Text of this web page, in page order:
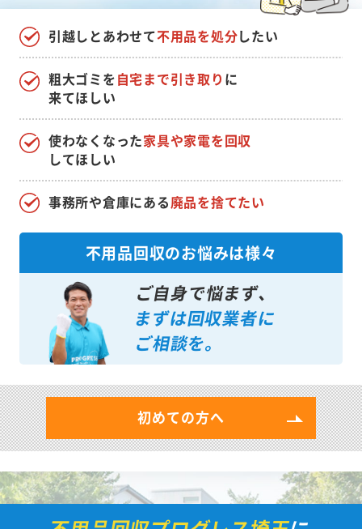
引越しとあわせて不用品を処分したい
使わなくなった家具や家電を回収
してほしい
粗大ゴミを自宅まで引き取り に
来てほしい
事務所や倉庫にある廃品を捨てたい
不用品回収のお悩みは様々
ご自身で悩まず、
まずは回収業者に
ご相談を。
初めての方へ